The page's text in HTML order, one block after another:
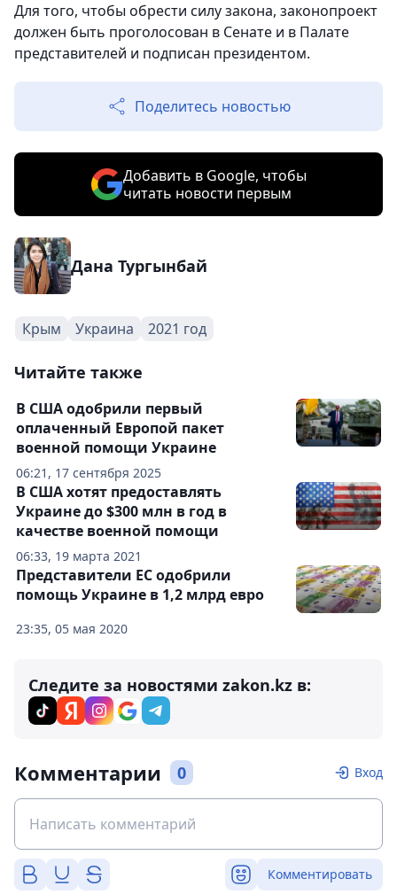
Для того, чтобы обрести силу закона, законопроект
должен быть проголосован в Сенате и в Палате
представителей и подписан президентом.
Поделитесь новостью
Добавить в Google, чтобы
читать новости первым
Дана Тургынбай
Крым Украина 2021 год
Читайте также
06:21, 17 сентября 2025
В США одобрили первый
оплаченный Европой пакет
военной помощи Украине
06:33, 19 марта 2021
В США хотят предоставлять
Украине до $300 млн в год в
качестве военной помощи
23:35, 05 мая 2020
Представители ЕС одобрили
помощь Украине в 1,2 млрд евро
Следите за новостями zakon.kz в:
Комментарии 0 Вход
Комментировать